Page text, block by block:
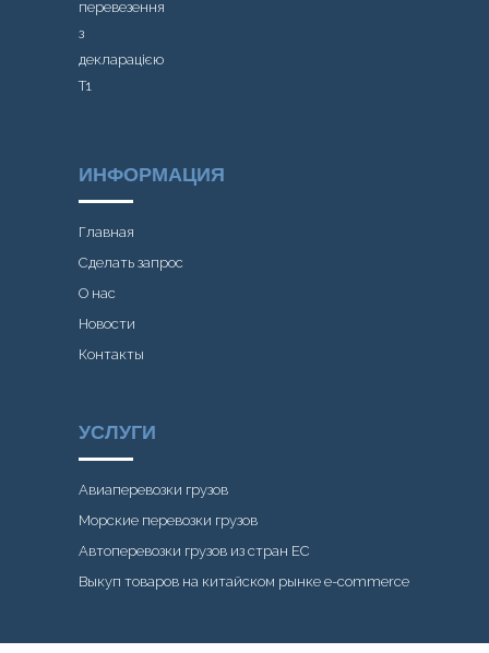
ИНФОРМАЦИЯ
Главная
Сделать запрос
О нас
Новости
Контакты
УСЛУГИ
Авиаперевозки грузов
Морские перевозки грузов
Автоперевозки грузов из стран ЕС
Выкуп товаров на китайском рынке e-commerce